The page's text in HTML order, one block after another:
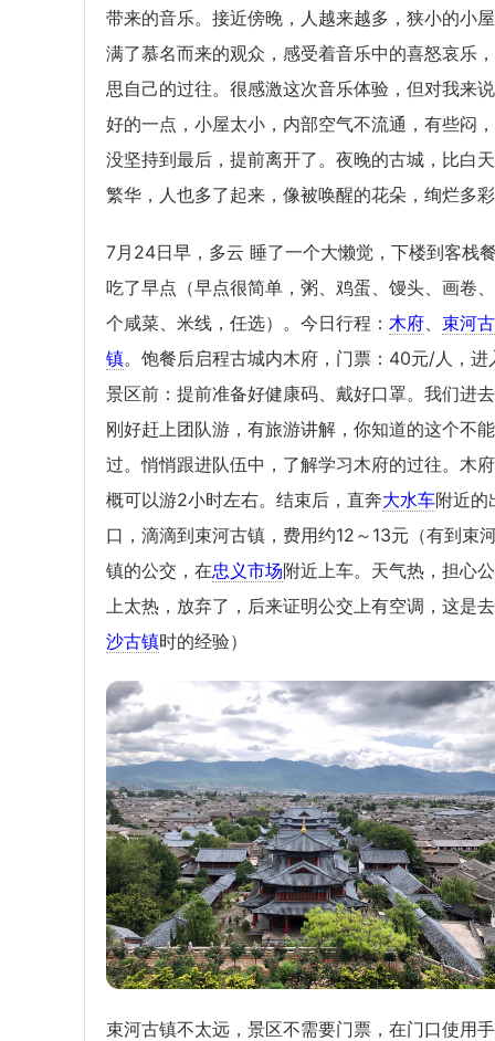
带来的音乐。接近傍晚，人越来越多，狭小的小
满了慕名而来的观众，感受着音乐中的喜怒哀乐
思自己的过往。很感激这次音乐体验，但对我来
好的一点，小屋太小，内部空气不流通，有些闷
没坚持到最后，提前离开了。夜晚的古城，比白
繁华，人也多了起来，像被唤醒的花朵，绚烂多
7月24日早，多云 睡了一个大懒觉，下楼到客栈
吃了早点（早点很简单，粥、鸡蛋、馒头、画卷
个咸菜、米线，任选）。今日行程： 木府、 束河古
镇。饱餐后启程古城内木府，门票：40元/人，进
景区前：提前准备好健康码、戴好口罩。我们进
刚好赶上团队游，有旅游讲解，你知道的这个不
过。悄悄跟进队伍中，了解学习木府的过往。木
概可以游2小时左右。结束后，直奔大水车附近的
口，滴滴到束河古镇，费用约12～13元（有到束
镇的公交，在忠义市场附近上车。天气热，担心
上太热，放弃了，后来证明公交上有空调，这是去
沙古镇时的经验）
束河古镇不太远，景区不需要门票，在门口使用